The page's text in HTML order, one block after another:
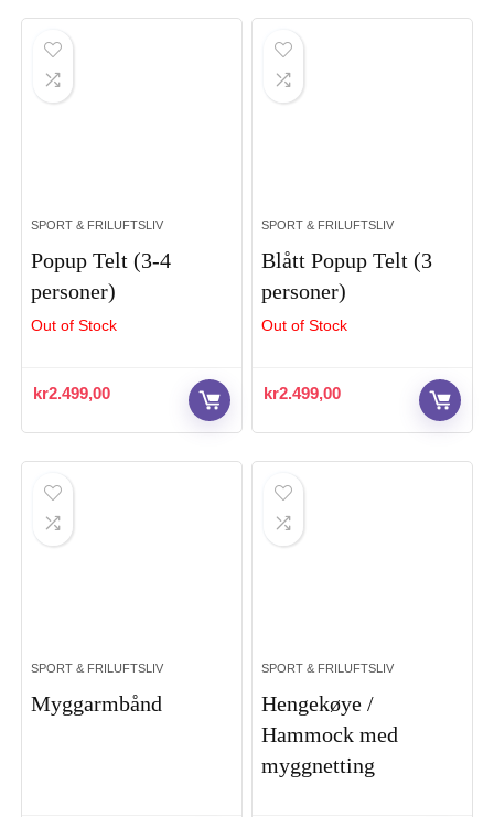
SPORT & FRILUFTSLIV
Popup Telt (3-4
personer)
Out of Stock
kr2.499,00
SPORT & FRILUFTSLIV
Blått Popup Telt (3
personer)
Out of Stock
kr2.499,00
SPORT & FRILUFTSLIV
Myggarmbånd
SPORT & FRILUFTSLIV
Hengekøye /
Hammock med
myggnetting